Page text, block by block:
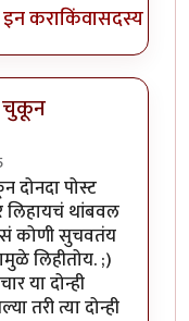
कराकिंवासदस्य व्हा
चुकून
मी ठाम आहे असे
दोनदा पोस्ट
थांबवल
कोणी सुचवतंय
लिहीतोय. ;)
या दोन्ही
तरी त्या दोन्ही